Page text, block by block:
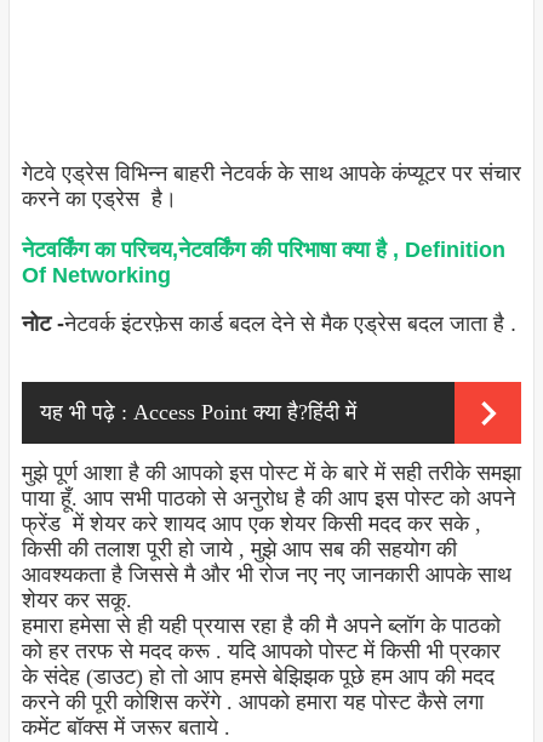
गेटवे एड्रेस विभिन्न बाहरी नेटवर्क के साथ आपके कंप्यूटर पर संचार
करने का एड्रेस है।
नेटवर्किंग का परिचय,नेटवर्किंग की परिभाषा क्या है , Definition
Of Networking
नोट -नेटवर्क इंटरफ़ेस कार्ड बदल देने से मैक एड्रेस बदल जाता है .
यह भी पढ़े : Access Point क्या है?हिंदी में
मुझे पूर्ण आशा है की आपको इस पोस्ट में के बारे में सही तरीके समझा
पाया हूँ. आप सभी पाठको से अनुरोध है की आप इस पोस्ट को अपने
फ्रेंड में शेयर करे शायद आप एक शेयर किसी मदद कर सके ,
किसी की तलाश पूरी हो जाये , मुझे आप सब की सहयोग की
आवश्यकता है जिससे मै और भी रोज नए नए जानकारी आपके साथ
शेयर कर सकू.
हमारा हमेसा से ही यही प्रयास रहा है की मै अपने ब्लॉग के पाठको
को हर तरफ से मदद करू . यदि आपको पोस्ट में किसी भी प्रकार
के संदेह (डाउट) हो तो आप हमसे बेझिझक पूछे हम आप की मदद
करने की पूरी कोशिस करेंगे . आपको हमारा यह पोस्ट कैसे लगा
कमेंट बॉक्स में जरूर बताये .